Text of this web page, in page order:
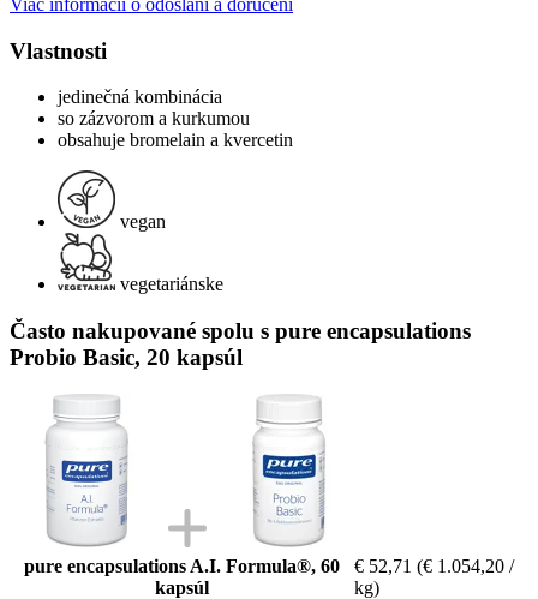
Vlastnosti
jedinečná kombinácia
so zázvorom a kurkumou
obsahuje bromelain a kvercetin
vegan
vegetariánske
Často nakupované spolu s pure encapsulations
Probio Basic, 20 kapsúl
pure encapsulations A.I. Formula®, 60
kapsúl
€ 52,71 (€ 1.054,20 /
kg)